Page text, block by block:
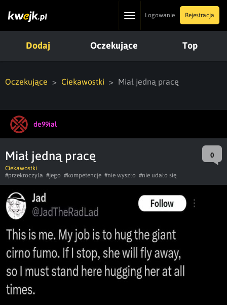
ToggleLogowanie Rejestracja
Dodaj Oczekujące Top
Oczekujące Ciekawostki Miał jedną pracę
de99ial
Miał jedną pracę 0
Ciekawostki
#przekroczyla #jego #kompetencje #nie wyszło #nie udało się